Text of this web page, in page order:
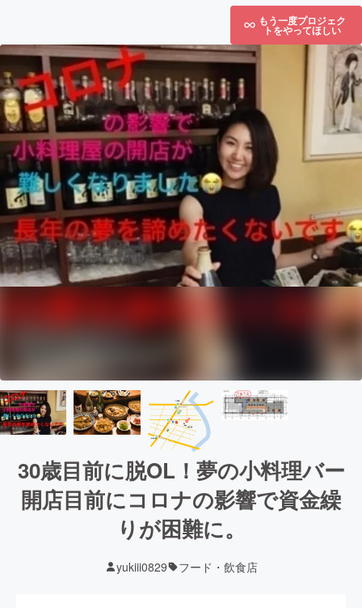
もう一度プロジェク
トをやってほしい
30歳目前に脱OL！夢の小料理バー
開店目前にコロナの影響で資金繰
りが困難に。
yukiii0829 フード・飲食店